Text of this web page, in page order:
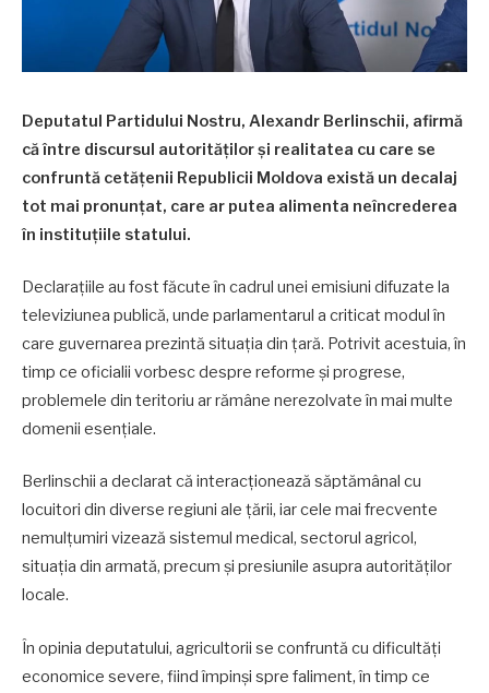
Deputatul Partidului Nostru, Alexandr Berlinschii, afirmă
că între discursul autorităților și realitatea cu care se
confruntă cetățenii Republicii Moldova există un decalaj
tot mai pronunțat, care ar putea alimenta neîncrederea
în instituțiile statului.
Declarațiile au fost făcute în cadrul unei emisiuni difuzate la
televiziunea publică, unde parlamentarul a criticat modul în
care guvernarea prezintă situația din țară. Potrivit acestuia, în
timp ce oficialii vorbesc despre reforme și progrese,
problemele din teritoriu ar rămâne nerezolvate în mai multe
domenii esențiale.
Berlinschii a declarat că interacționează săptămânal cu
locuitori din diverse regiuni ale țării, iar cele mai frecvente
nemulțumiri vizează sistemul medical, sectorul agricol,
situația din armată, precum și presiunile asupra autorităților
locale.
În opinia deputatului, agricultorii se confruntă cu dificultăți
economice severe, fiind împinși spre faliment, în timp ce